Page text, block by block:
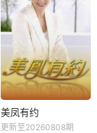
美凤有约
更新至20260808期